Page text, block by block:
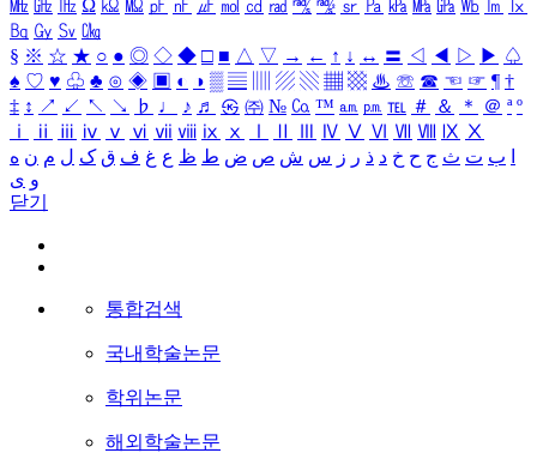
㎒ ㎓ ㎔ Ω ㏀ ㏁ ㎊ ㎋ ㎌ ㏖ ㏅ ㎭ ㎮ ㎯ ㏛ ㎩ ㎪ ㎫ ㎬ ㏝ ㏐
㏓
㏃ ㏉ ㏜ ㏆
§ ※ ☆ ★ ○ ● ◎ ◇ ◆ □ ■ △ ▽ → ← ↑ ↓ ↔ 〓 ◁ ◀ ▷ ▶ ♤
♠ ♡ ♥ ♧ ♣ ⊙ ◈ ▣ ◐ ◑ ▒ ▤ ▨ ▧ ▦ ▩ ♨ ☏ ☎ ☜ ☞ ¶ †
‡ ↕ ↗ ↙ ↖ ↘ ♭ ♩ ♪ ♬ ㉿ ㈜ № ㏇ ™ ㏂ ㏘ ℡ ＃ ＆ ＊ ＠ ª º
ⅰ
ⅱ ⅲ ⅳ ⅴ ⅵ ⅶ ⅷ ⅸ ⅹ Ⅳ Ⅴ Ⅵ Ⅶ Ⅷ Ⅸ Ⅹ
ب ت ث ج ح خ د ذ ر ز س ش ص ض ط ظ ع غ ف ق ک ل م ن ه
و ی
닫기
통합검색
국내학술논문
학위논문
해외학술논문